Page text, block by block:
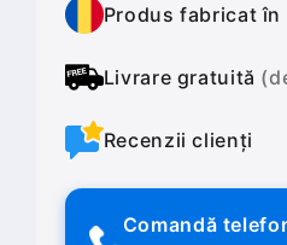
Produs fabricat în
Livrare gratuită
Recenzii clienți
Comandă